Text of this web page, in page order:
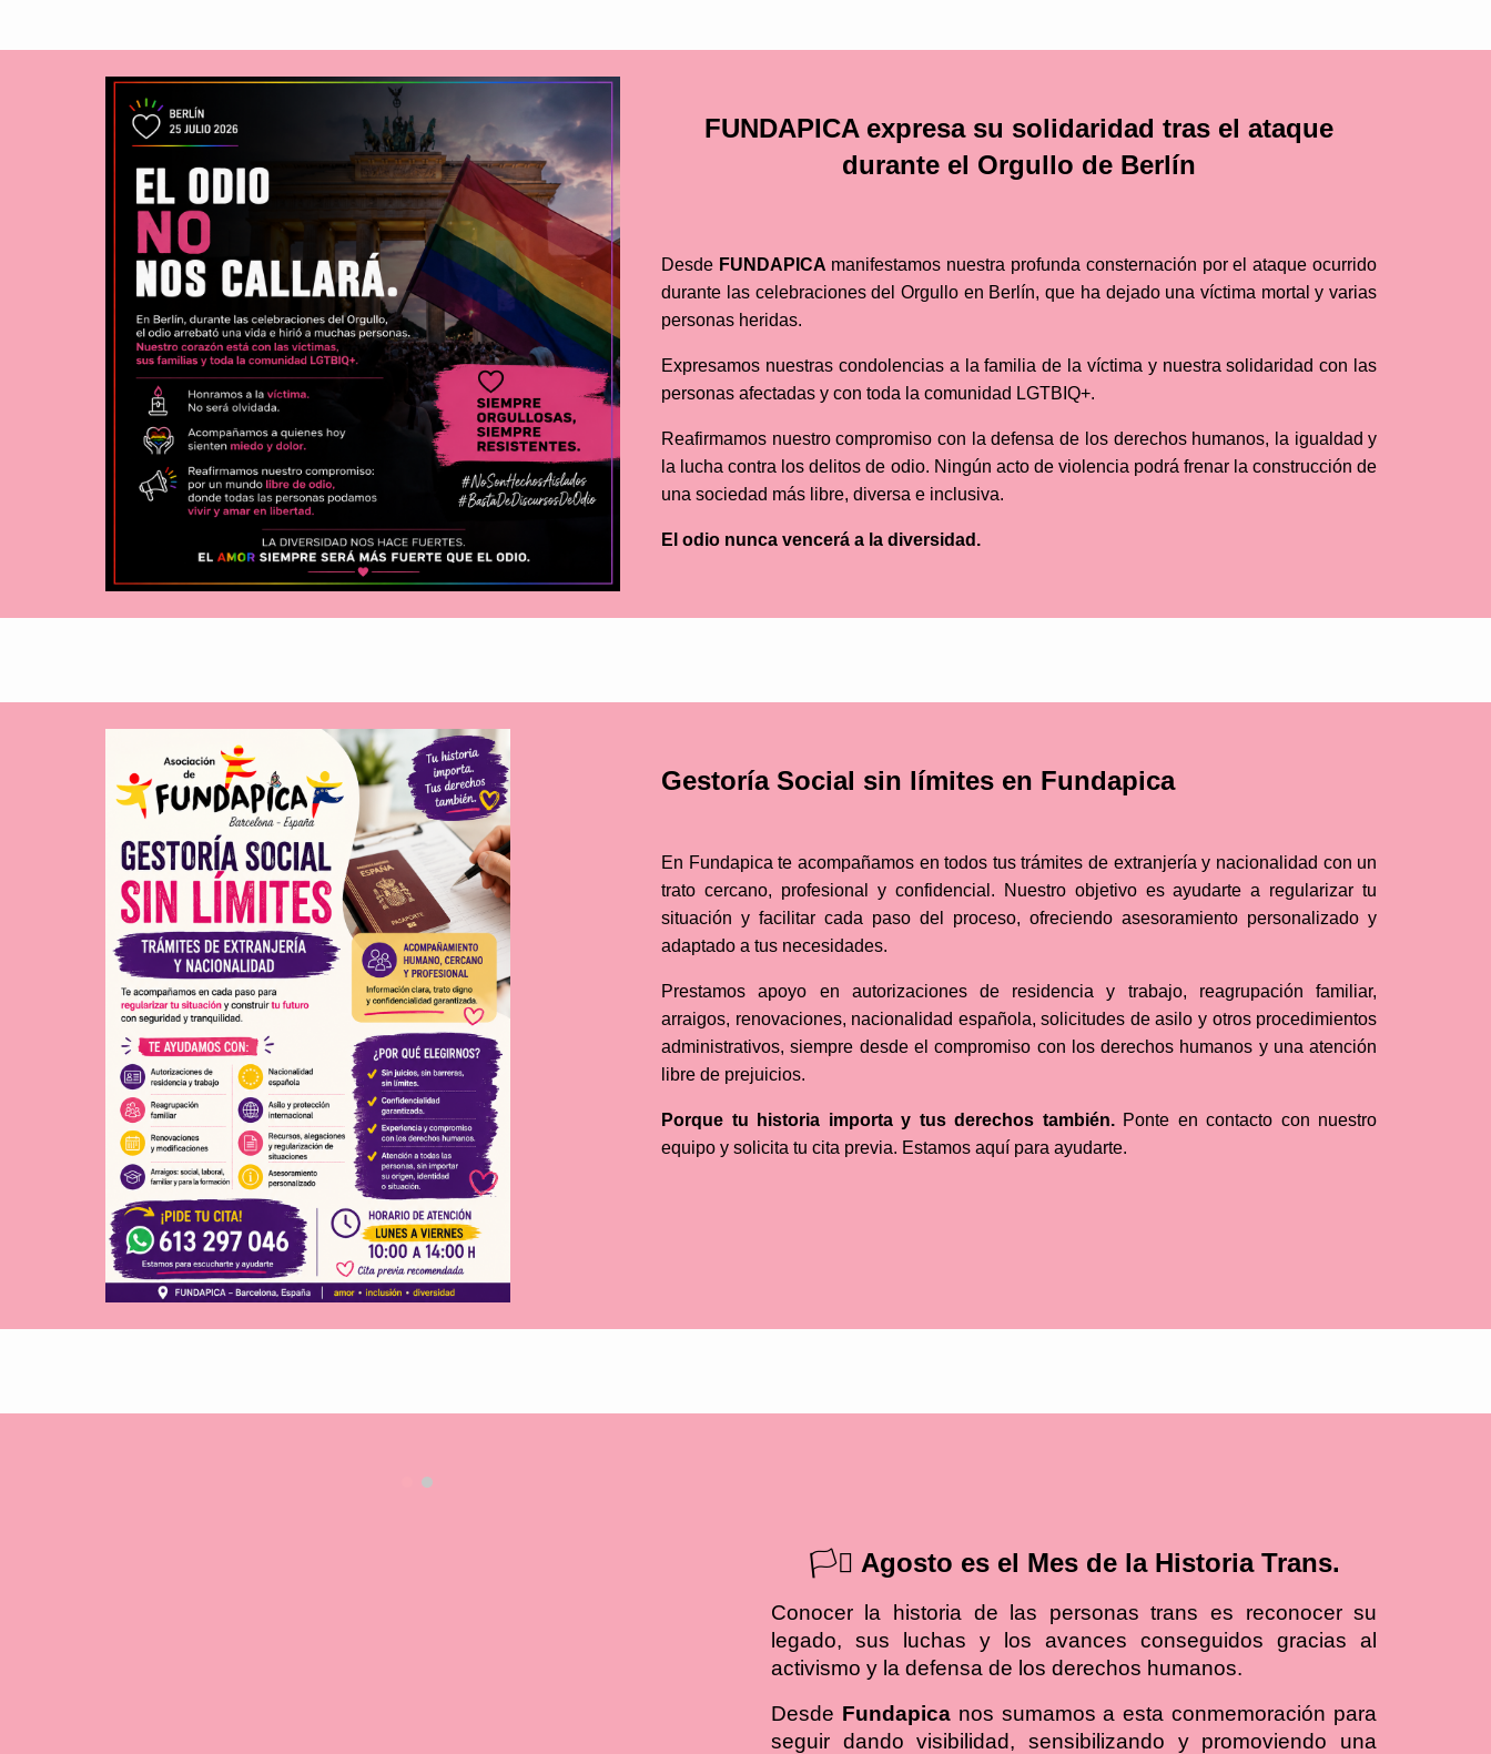
FUNDAPICA expresa su solidaridad tras el ataque
durante el Orgullo de Berlín
Desde FUNDAPICA manifestamos nuestra profunda consternación por el ataque ocurrido
durante las celebraciones del Orgullo en Berlín, que ha dejado una víctima mortal y varias
personas heridas.
Expresamos nuestras condolencias a la familia de la víctima y nuestra solidaridad con las
personas afectadas y con toda la comunidad LGTBIQ+.
Reafirmamos nuestro compromiso con la defensa de los derechos humanos, la igualdad y
la lucha contra los delitos de odio. Ningún acto de violencia podrá frenar la construcción de
una sociedad más libre, diversa e inclusiva.
El odio nunca vencerá a la diversidad.
Gestoría Social sin límites en Fundapica
En Fundapica te acompañamos en todos tus trámites de extranjería y nacionalidad con un
trato cercano, profesional y confidencial. Nuestro objetivo es ayudarte a regularizar tu
situación y facilitar cada paso del proceso, ofreciendo asesoramiento personalizado y
adaptado a tus necesidades.
Prestamos apoyo en autorizaciones de residencia y trabajo, reagrupación familiar,
arraigos, renovaciones, nacionalidad española, solicitudes de asilo y otros procedimientos
administrativos, siempre desde el compromiso con los derechos humanos y una atención
libre de prejuicios.
Porque tu historia importa y tus derechos también.Ponte en contacto con nuestro
equipo y solicita tu cita previa. Estamos aquí para ayudarte.
🏳️‍⚧️ Agosto es el Mes de la Historia Trans.
Conocer la historia de las personas trans es reconocer su
legado, sus luchas y los avances conseguidos gracias al
activismo y la defensa de los derechos humanos.
Desde Fundapicanos sumamos a esta conmemoración para
seguir dando visibilidad, sensibilizando y promoviendo una